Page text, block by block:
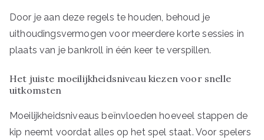
Door je aan deze regels te houden, behoud je
uithoudingsvermogen voor meerdere korte sessies in
plaats van je bankroll in één keer te verspillen.
Het juiste moeilijkheidsniveau kiezen voor snelle
uitkomsten
Moeilijkheidsniveaus beïnvloeden hoeveel stappen de
kip neemt voordat alles op het spel staat. Voor spelers